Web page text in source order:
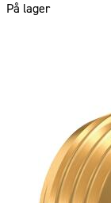
På lager